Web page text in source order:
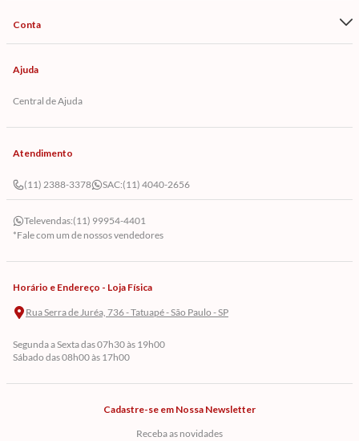
Utilizamos cookies para garantir a melhor experiência em nosso site. Os
gerenciamento de rede e acessibilidade. Ao clicar nos botões, você pode
Conta
Ajuda
Central de Ajuda
Atendimento
(11) 2388-3378 SAC:(11) 4040-2656
Televendas:(11) 99954-4401
*Fale com um de nossos vendedores
Horário e Endereço - Loja Física
Rua Serra de Juréa, 736 - Tatuapé - São Paulo - SP
Segunda a Sexta das 07h30 às 19h00
Sábado das 08h00 às 17h00
Cadastre-se em Nossa Newsletter
Receba as novidades